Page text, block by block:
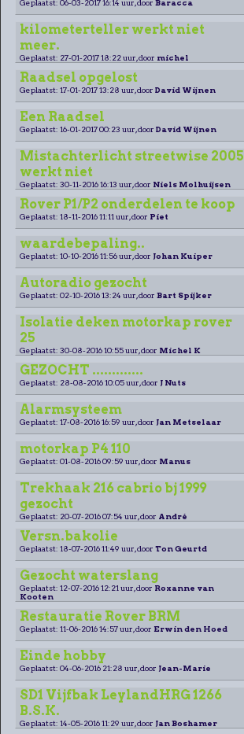
Geplaatst: 06-03-2017 16:14 uur, door Baracca
kilometerteller werkt niet
meer.
Geplaatst: 27-01-2017 18:22 uur, door michel
Raadsel opgelost
Geplaatst: 17-01-2017 13:28 uur, door David Wijnen
Een Raadsel
Geplaatst: 16-01-2017 00:23 uur, door David Wijnen
Mistachterlicht streetwise 2005
werkt niet
Geplaatst: 30-11-2016 16:13 uur, door Niels Molhuijsen
Rover P1/P2 onderdelen te koop
Geplaatst: 18-11-2016 11:11 uur, door Piet
waardebepaling..
Geplaatst: 10-10-2016 11:56 uur, door Johan Kuiper
Autoradio gezocht
Geplaatst: 02-10-2016 13:24 uur, door Bart Spijker
Isolatie deken motorkap rover
25
Geplaatst: 30-08-2016 10:55 uur, door Michel K
GEZOCHT .............
Geplaatst: 28-08-2016 10:05 uur, door J Nuts
Alarmsysteem
Geplaatst: 17-08-2016 16:59 uur, door Jan Metselaar
motorkap P4 110
Geplaatst: 01-08-2016 09:59 uur, door Manus
Trekhaak 216 cabrio bj 1999
gezocht
Geplaatst: 20-07-2016 07:54 uur, door André
Versn.bakolie
Geplaatst: 18-07-2016 11:49 uur, door Ton Geurtd
Gezocht waterslang
Geplaatst: 12-07-2016 12:21 uur, door Roxanne van
Kooten
Restauratie Rover BRM
Geplaatst: 11-06-2016 14:57 uur, door Erwin den Hoed
Einde hobby
Geplaatst: 04-06-2016 21:28 uur, door Jean-Marie
SD1 Vijfbak LeylandHRG 1266
B.S.K.
Geplaatst: 14-05-2016 11:29 uur, door Jan Boshamer